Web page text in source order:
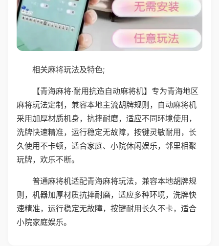
相关麻将玩法及特色;
【青海麻将·耐用抗造自动麻将机】专为青海地区
麻将玩法定制，兼容本地主流胡牌规则，自动麻将机
采用加厚材质机身，抗摔耐磨，适应不同环境使用，
洗牌快速精准，运行稳定无故障，按键灵敏耐用，长
久使用不卡顿，适合家庭、小院休闲娱乐，邻里相聚
玩牌，欢乐不断。
普通麻将机适配青海麻将玩法，兼容本地胡牌规
则，机器加厚材质抗摔耐磨，适应多种环境，洗牌快
速精准，运行稳定无故障，按键耐用长久不卡，适合
小院家庭娱乐。